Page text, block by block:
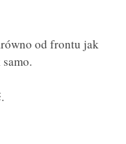
od frontu jak